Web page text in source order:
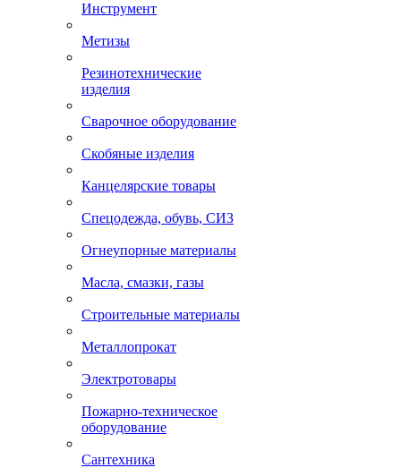
Инструмент
Метизы
Резинотехнические
изделия
Сварочное оборудование
Скобяные изделия
Канцелярские товары
Спецодежда, обувь, СИЗ
Огнеупорные материалы
Масла, смазки, газы
Строительные материалы
Металлопрокат
Электротовары
Пожарно-техническое
оборудование
Сантехника